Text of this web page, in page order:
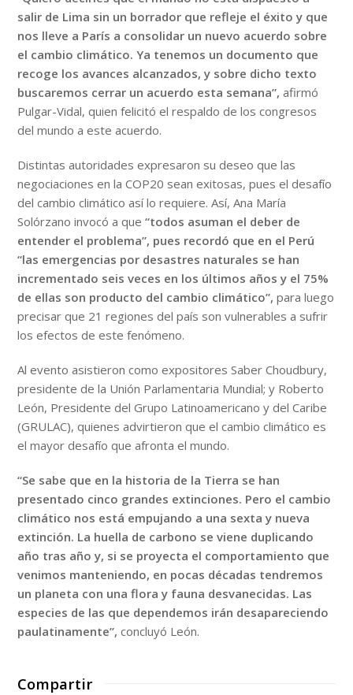
salir de Lima sin un borrador que refleje el éxito y que
nos lleve a París a consolidar un nuevo acuerdo sobre
el cambio climático. Ya tenemos un documento que
recoge los avances alcanzados, y sobre dicho texto
buscaremos cerrar un acuerdo esta semana”, afirmó
Pulgar-Vidal, quien felicitó el respaldo de los congresos
del mundo a este acuerdo.
Distintas autoridades expresaron su deseo que las
negociaciones en la COP20 sean exitosas, pues el desafío
del cambio climático así lo requiere. Así, Ana María
Solórzano invocó a que“todos asuman el deber de
entender el problema”, pues recordó que en el Perú
“las emergencias por desastres naturales se han
incrementado seis veces en los últimos años y el 75%
de ellas son producto del cambio climático”, para luego
precisar que 21 regiones del país son vulnerables a sufrir
los efectos de este fenómeno.
Al evento asistieron como expositores Saber Choudbury,
presidente de la Unión Parlamentaria Mundial; y Roberto
León, Presidente del Grupo Latinoamericano y del Caribe
(GRULAC), quienes advirtieron que el cambio climático es
el mayor desafío que afronta el mundo.
“Se sabe que en la historia de la Tierra se han
presentado cinco grandes extinciones. Pero el cambio
climático nos está empujando a una sexta y nueva
extinción. La huella de carbono se viene duplicando
año tras año y, si se proyecta el comportamiento que
venimos manteniendo, en pocas décadas tendremos
un planeta con una flora y fauna desvanecidas. Las
especies de las que dependemos irán desapareciendo
paulatinamente”, concluyó León.
Compartir